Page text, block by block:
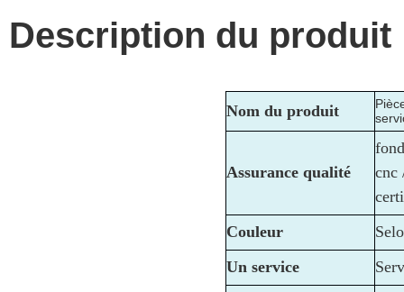
Description du produit
Nom du produit
Assurance qualité
cnc
Couleur
Un service